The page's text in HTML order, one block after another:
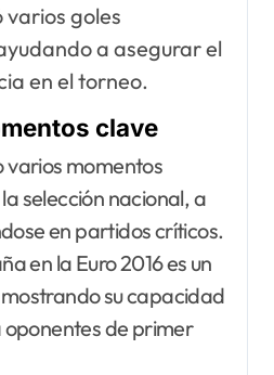
varios goles
a asegurar el
en el torneo.
clave
momentos
selección nacional, a
en partidos críticos.
en la Euro 2016 es un
su capacidad
de primer